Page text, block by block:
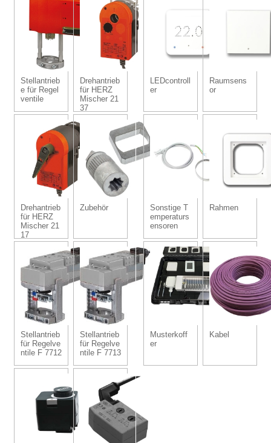
Stellantrieb
e für Regel
ventile
Drehantrieb
für HERZ
Mischer 21
37
Drehantrieb
für HERZ
Mischer 21
17
Zubehör
Stellantrieb
für Regelve
ntile F 7712
Stellantrieb
für Regelve
ntile F 7713
LEDcontroll
er
Raumsens
or
Sonstige T
emperaturs
ensoren
Rahmen
Musterkoff
er
Kabel